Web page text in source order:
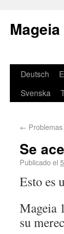
Deutsch
Svenska
←
Se
Publicado el
Esto es
Mageia
su